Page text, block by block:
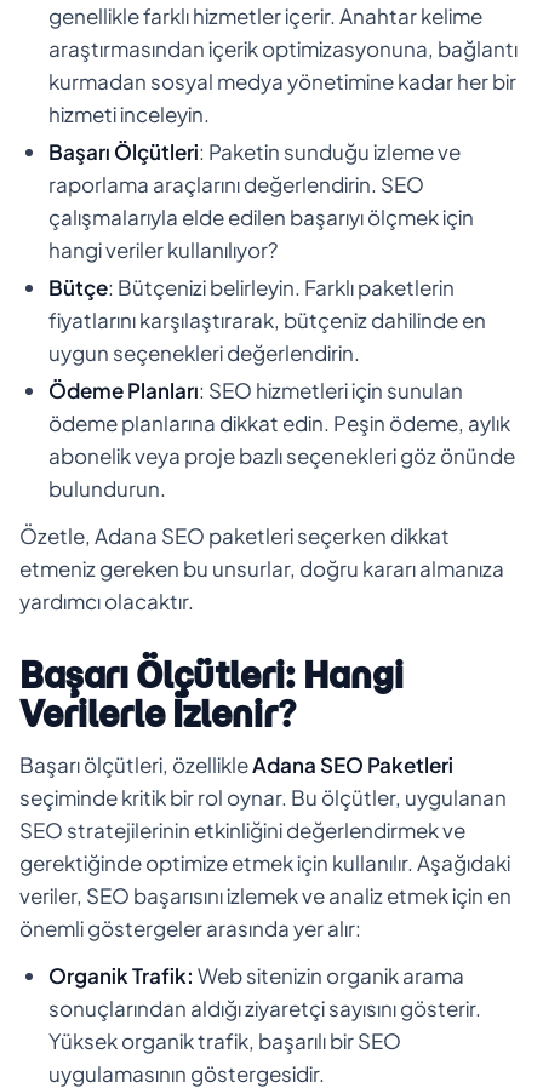
genellikle farklı hizmetler içerir. Anahtar kelime
araştırmasından içerik optimizasyonuna, bağlantı
kurmadan sosyal medya yönetimine kadar her bir
hizmeti inceleyin.
Başarı Ölçütleri: Paketin sunduğu izleme ve
raporlama araçlarını değerlendirin. SEO
çalışmalarıyla elde edilen başarıyı ölçmek için
hangi veriler kullanılıyor?
Bütçe: Bütçenizi belirleyin. Farklı paketlerin
fiyatlarını karşılaştırarak, bütçeniz dahilinde en
uygun seçenekleri değerlendirin.
Ödeme Planları: SEO hizmetleri için sunulan
ödeme planlarına dikkat edin. Peşin ödeme, aylık
abonelik veya proje bazlı seçenekleri göz önünde
bulundurun.
Özetle, Adana SEO paketleri seçerken dikkat
etmeniz gereken bu unsurlar, doğru kararı almanıza
yardımcı olacaktır.
Başarı Ölçütleri: Hangi
Verilerle İzlenir?
Başarı ölçütleri, özellikleAdana SEO Paketleri
seçiminde kritik bir rol oynar. Bu ölçütler, uygulanan
SEO stratejilerinin etkinliğini değerlendirmek ve
gerektiğinde optimize etmek için kullanılır. Aşağıdaki
veriler, SEO başarısını izlemek ve analiz etmek için en
önemli göstergeler arasında yer alır:
Organik Trafik: Web sitenizin organik arama
sonuçlarından aldığı ziyaretçi sayısını gösterir.
Yüksek organik trafik, başarılı bir SEO
uygulamasının göstergesidir.